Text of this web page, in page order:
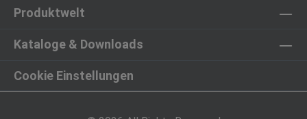
Produktwelt
Kataloge & Downloads
Cookie Einstellungen